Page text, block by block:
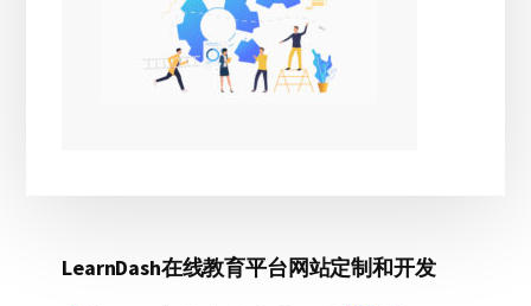
LearnDash在线教育平台网站定制和开发